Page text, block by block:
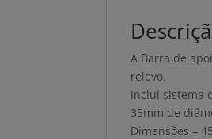
A Barra de
relevo.
Inclui sistema
35mm de
Dimensões –